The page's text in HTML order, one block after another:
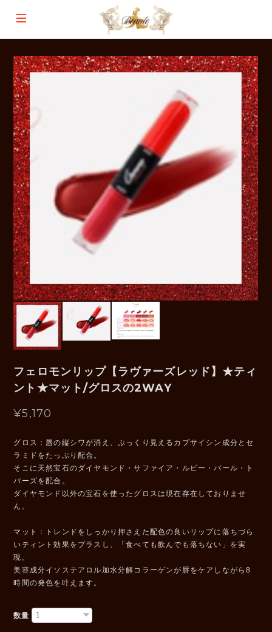
フェロモンリップ【ラヴァーズレッド】★ティ
ント★マット/グロスの2WAY
¥5,170
グロス：唇の縦シワが消え、ぷっくり見えるカプサイシン成分とセ
ラミドをたっぷり配合。
そこに天然宝石のダイヤモンド・サファイア・ルビー・パール・ト
パーズを配合。
ダイヤモンド以外の宝石を使ったグロスは現在存在しておりませ
ん。
マット：トレンドをしっかり押さえた配色の良いリップに落ちづら
いティント効果をプラスし、「食べても飲んでも落ちない」を実
現。
美容成分イソステアロル加水分解コラーゲンが唇をケアしながら8
時間の発色を叶えます。
数量